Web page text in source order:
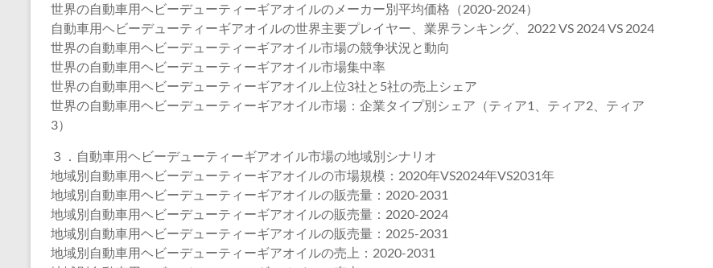
世界の自動車用ヘビーデューティーギアオイルのメーカー別平均価格（2020-2024）
自動車用ヘビーデューティーギアオイルの世界主要プレイヤー、業界ランキング、2022 VS 2024 VS 2024
世界の自動車用ヘビーデューティーギアオイル市場の競争状況と動向
世界の自動車用ヘビーデューティーギアオイル市場集中率
世界の自動車用ヘビーデューティーギアオイル上位3社と5社の売上シェア
世界の自動車用ヘビーデューティーギアオイル市場：企業タイプ別シェア（ティア1、ティア2、ティア
3）
３．自動車用ヘビーデューティーギアオイル市場の地域別シナリオ
地域別自動車用ヘビーデューティーギアオイルの市場規模：2020年VS2024年VS2031年
地域別自動車用ヘビーデューティーギアオイルの販売量：2020-2031
地域別自動車用ヘビーデューティーギアオイルの販売量：2020-2024
地域別自動車用ヘビーデューティーギアオイルの販売量：2025-2031
地域別自動車用ヘビーデューティーギアオイルの売上：2020-2031